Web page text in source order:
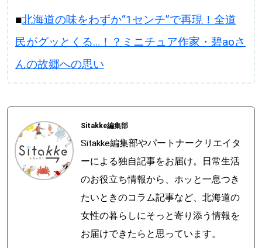
■北海道の味をわずか“1センチ”で再現！全道
民がグッとくる…！？ミニチュア作家・碧aoさ
んの故郷への思い
Sitakke編集部
Sitakke編集部やパートナークリエイタ
ーによる独自記事をお届け。日常生活
のお役立ち情報から、ホッと一息つき
たいときのコラム記事など、北海道の
女性の暮らしにそっと寄り添う情報を
お届けできたらと思っています。